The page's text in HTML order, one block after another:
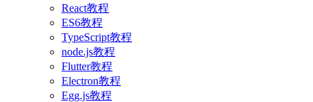
React教程
ES6教程
TypeScript教程
node.js教程
Flutter教程
Electron教程
Egg.js教程